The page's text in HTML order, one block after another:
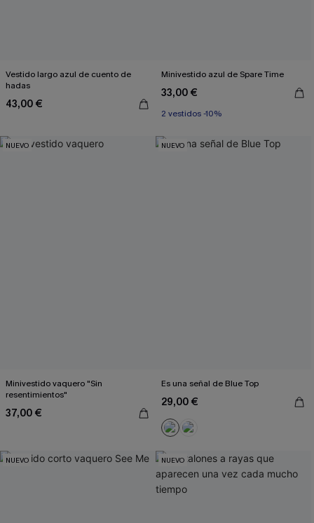
Vestido largo azul de cuento de
hadas
43,00 €
Minivestido azul de Spare Time
33,00 €
2 vestidos -10%
NUEVO
Minivestido vaquero "Sin
resentimientos"
37,00 €
NUEVO
Es una señal de Blue Top
29,00 €
NUEVO NUEVO